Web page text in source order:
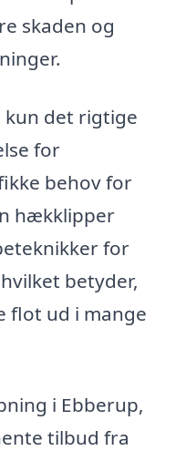
skaden og
det rigtige
for
behov for
hækklipper
for
betyder,
flot ud i mange
i Ebberup,
tilbud fra